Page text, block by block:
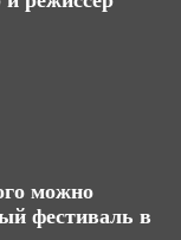
можно
фестиваль в